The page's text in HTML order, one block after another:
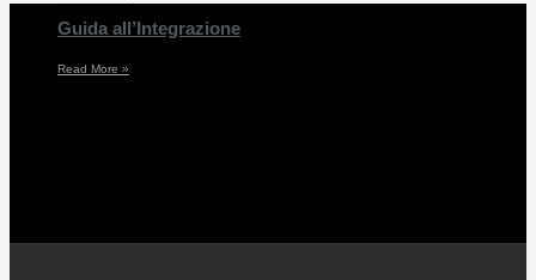
Guida all’Integrazione
Read More »